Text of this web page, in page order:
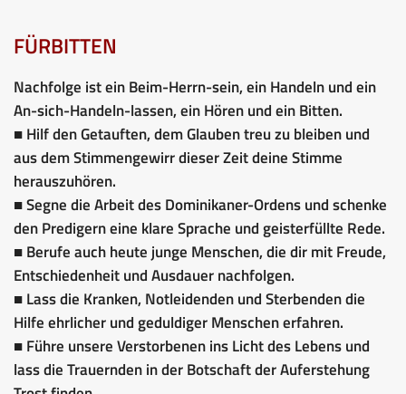
FÜRBITTEN
Nachfolge ist ein Beim-Herrn-sein, ein Handeln und ein
An-sich-Handeln-lassen, ein Hören und ein Bitten.
■ Hilf den Getauften, dem Glauben treu zu bleiben und
aus dem Stimmengewirr dieser Zeit deine Stimme
herauszuhören.
■ Segne die Arbeit des Dominikaner-Ordens und schenke
den Predigern eine klare Sprache und geisterfüllte Rede.
■ Berufe auch heute junge Menschen, die dir mit Freude,
Entschiedenheit und Ausdauer nachfolgen.
■ Lass die Kranken, Notleidenden und Sterbenden die
Hilfe ehrlicher und geduldiger Menschen erfahren.
■ Führe unsere Verstorbenen ins Licht des Lebens und
lass die Trauernden in der Botschaft der Auferstehung